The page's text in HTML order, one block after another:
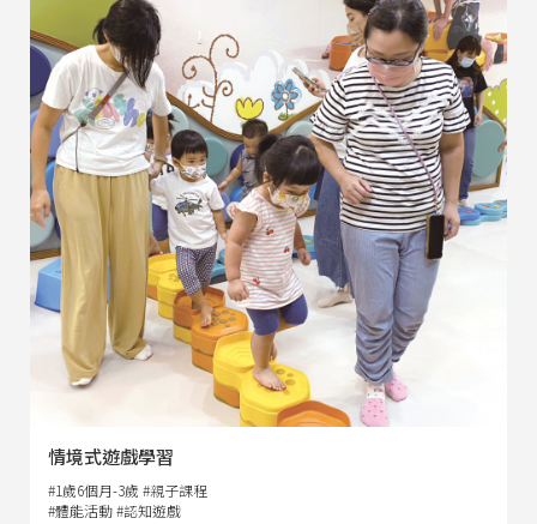
情境式遊戲學習
#1歲6個月-3歲 #親子課程
#體能活動 #認知遊戲